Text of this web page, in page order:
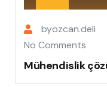
byozcan.deli
No Comments
Mühendislik